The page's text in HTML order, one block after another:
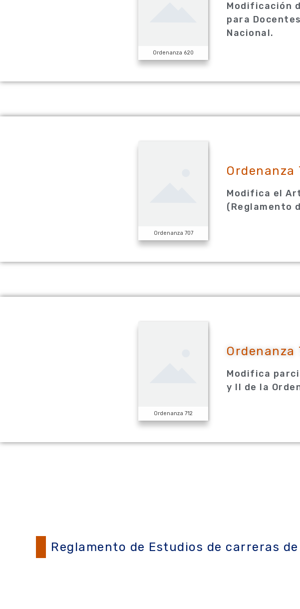
Ordenanza 620
Modificación
para
Nacional.
Ordenanza 707
Ordenanza
Modifica el
(Reglamento
Ordenanza 712
Ordenanza
Modifica
y II de la
Reglamento de Estudios de carreras